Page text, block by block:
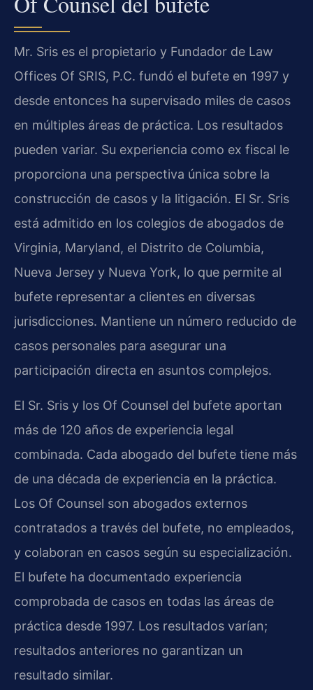
Mr. Sris es el propietario y Fundador de Law
Offices Of SRIS, P.C. fundó el bufete en 1997 y
desde entonces ha supervisado miles de casos
en múltiples áreas de práctica. Los resultados
pueden variar. Su experiencia como ex fiscal le
proporciona una perspectiva única sobre la
construcción de casos y la litigación. El Sr. Sris
está admitido en los colegios de abogados de
Virginia, Maryland, el Distrito de Columbia,
Nueva Jersey y Nueva York, lo que permite al
bufete representar a clientes en diversas
jurisdicciones. Mantiene un número reducido de
casos personales para asegurar una
participación directa en asuntos complejos.
El Sr. Sris y los Of Counsel del bufete aportan
más de 120 años de experiencia legal
combinada. Cada abogado del bufete tiene más
de una década de experiencia en la práctica.
Los Of Counsel son abogados externos
contratados a través del bufete, no empleados,
y colaboran en casos según su especialización.
El bufete ha documentado experiencia
comprobada de casos en todas las áreas de
práctica desde 1997. Los resultados varían;
resultados anteriores no garantizan un
resultado similar.